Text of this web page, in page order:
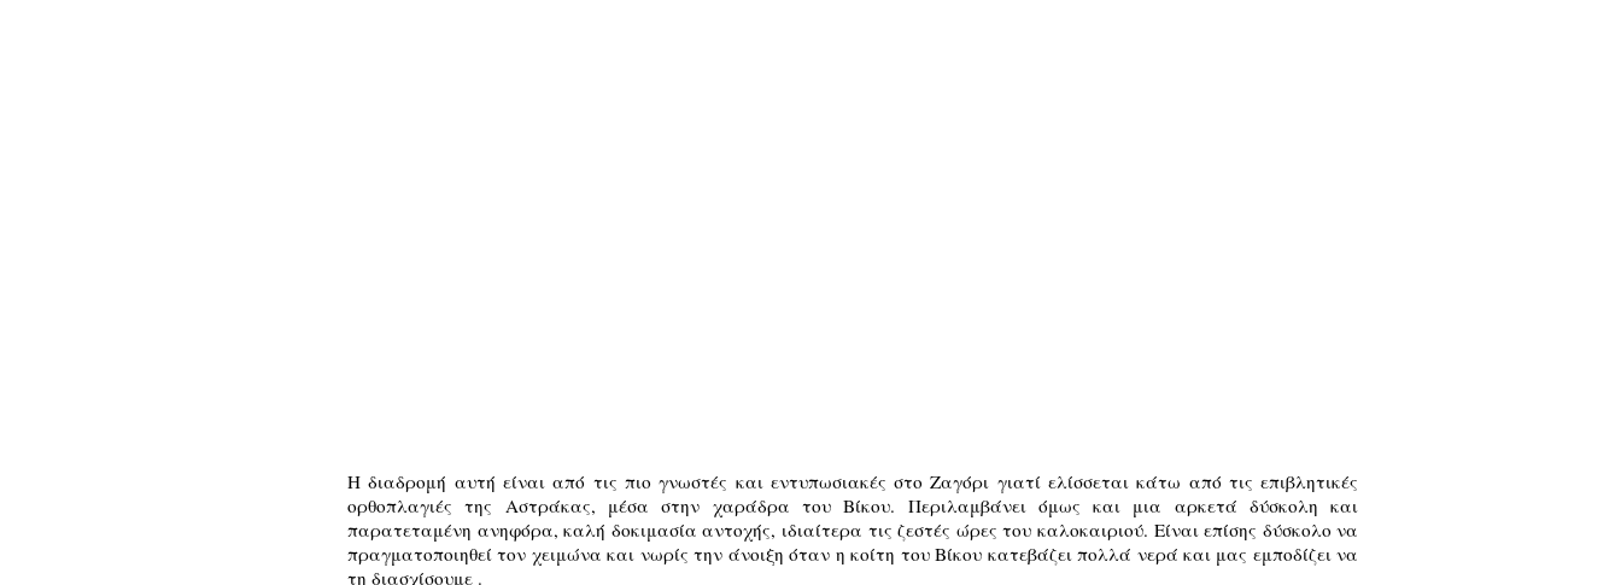
Η διαδρομή αυτή είναι από τις πιο γνωστές και εντυπωσιακές στο Ζαγόρι γιατί ελίσσεται κάτω από τις επιβλητικές
ορθοπλαγιές της Αστράκας, μέσα στην χαράδρα του Βίκου. Περιλαμβάνει όμως και μια αρκετά δύσκολη και
παρατεταμένη ανηφόρα, καλή δοκιμασία αντοχής, ιδιαίτερα τις ζεστές ώρες του καλοκαιριού. Είναι επίσης δύσκολο να
πραγματοποιηθεί τον χειμώνα και νωρίς την άνοιξη όταν η κοίτη του Βίκου κατεβάζει πολλά νερά και μας εμποδίζει να
τη διασχίσουμε .